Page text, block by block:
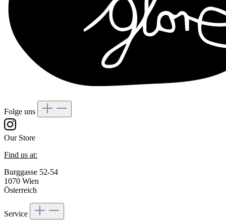
Folge uns
Our Store
Find us at:
Burggasse 52-54
1070 Wien
Österreich
Service